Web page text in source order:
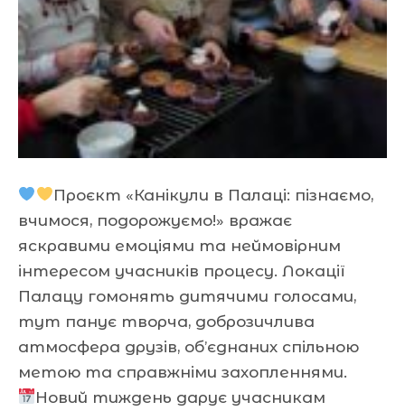
Проєкт «Канікули в Палаці: пізнаємо,
вчимося, подорожуємо!» вражає
яскравими емоціями та неймовірним
інтересом учасників процесу. Локації
Палацу гомонять дитячими голосами,
тут панує творча, доброзичлива
атмосфера друзів, об’єднаних спільною
метою та справжніми захопленнями.
Новий тиждень дарує учасникам